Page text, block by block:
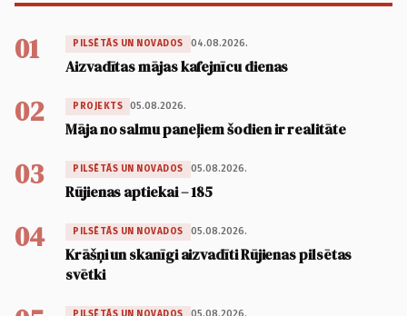
01 PILSĒTĀS UN NOVADOS 04.08.2026.
Aizvadītas mājas kafejnīcu dienas
02 PROJEKTS 05.08.2026.
Māja no salmu paneļiem šodien ir realitāte
03 PILSĒTĀS UN NOVADOS 05.08.2026.
Rūjienas aptiekai – 185
04 PILSĒTĀS UN NOVADOS 05.08.2026.
Krāšņi un skanīgi aizvadīti Rūjienas pilsētas
svētki